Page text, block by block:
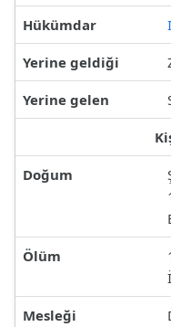
Hükümdar
Yerine geldiği
Yerine gelen
Doğum
Ölüm
Mesleği